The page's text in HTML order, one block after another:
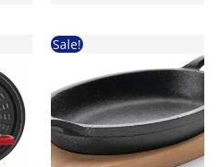
Sale!